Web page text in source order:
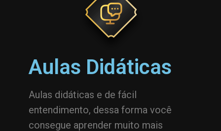
Aulas Didáticas
Aulas didáticas e de fácil
entendimento, dessa forma você
consegue aprender muito mais